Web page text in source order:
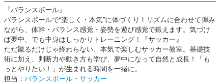
『バランスボール』
バランスボールで“楽しく・本気”に体づくり！リズムに合わせて弾み
ながら、体幹・バランス感覚・姿勢を遊び感覚で鍛えます。気づけ
ば夢中、でも中身はしっかりトレーニング！『サッカー』
ただ蹴るだけじゃ終わらない、本気で楽しむサッカー教室。基礎技
術に加え、判断力や動き方も学び、夢中になって自然と成長！「も
っとやりたい！」が生まれる時間を一緒に。
担当： バランスボール ・ サッカー